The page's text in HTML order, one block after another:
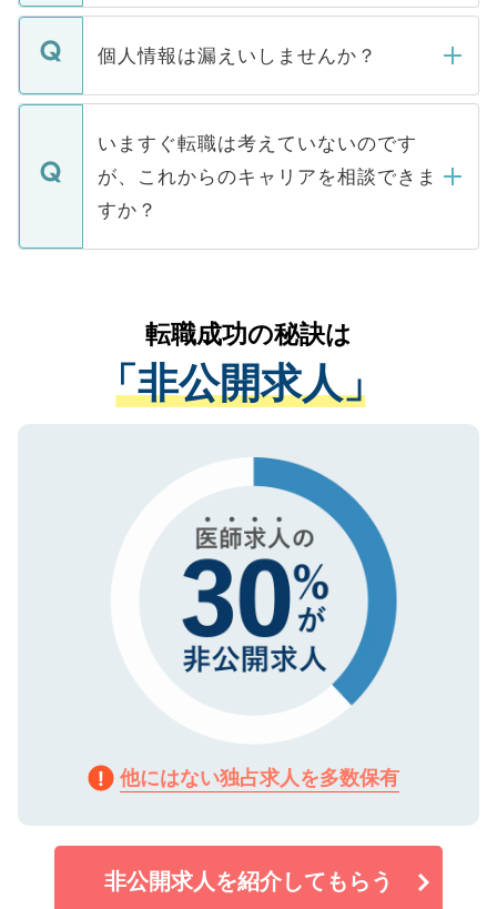
ません。
■応募殺到を避けるため 人気のある医療機
関を公にしてしまうと、応募が殺到する場
に、医療機関が求める条件に合った人材の
みを人材紹介会社に依頼するケースが増え
ています。
転職・入職を強要することは一切ありませ
ん。また、仮に応募先から内定をいただい
定を承諾する必要はありません。内定先へ
の辞退の連絡はキャリアパートナーが行い
個人情報は漏えいしませんか？
個人情報が漏えいすることはありませんの
で、ご安心ください。当サイトからの登録
などで収集したご登録者様の個人情報は、
ご本人のキャリアアップおよび転職活動の
支援を目的に使用いたします。お預かりし
ているすべての個人データはご本人の許可
は、個人情報の取り扱いについての厳密な
管理基準を満たした事業者のみに付与され
る、プライバシーマークを取得済みです。
で、機密保持に関してもご安心ください。
いますぐ転職は考えていないのです
が、これからのキャリアを相談できま
すか？
かがいして、現在の医療機関の状況や紹介
経験をまじえながら、適切なアドバイスを
させていただきます。すぐにご転職をされ
ない方には、長期的なサポートが可能です
ので、まずはご登録ください。
転職成功の秘訣は
「非公開求人」
他にはない独占求人を多数保有
非公開求人を紹介してもらう